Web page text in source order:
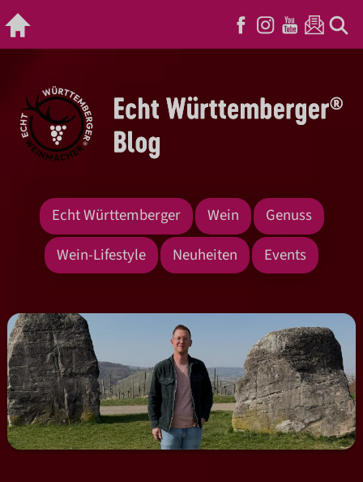
Echt Württemberger Wein
Genuss
Wein-Lifestyle
Neuheiten Events